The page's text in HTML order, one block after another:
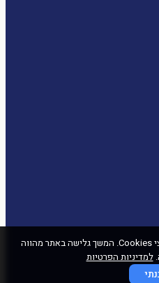
לידיעתך, באתר זה נעשה שימוש בקבצי Cookies. המשך גלישה באתר מהווה
למדיניות הפרטיות